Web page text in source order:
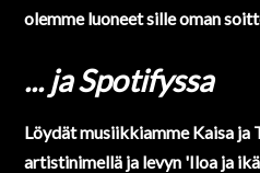
olemme luoneet sille oman
... ja Spotifyssa
Löydät musiikkiamme Kaisa ja
artistinimellä ja levyn 'Iloa ja